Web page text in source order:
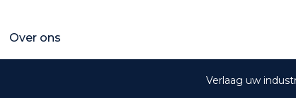
Over ons
Verlaag uw